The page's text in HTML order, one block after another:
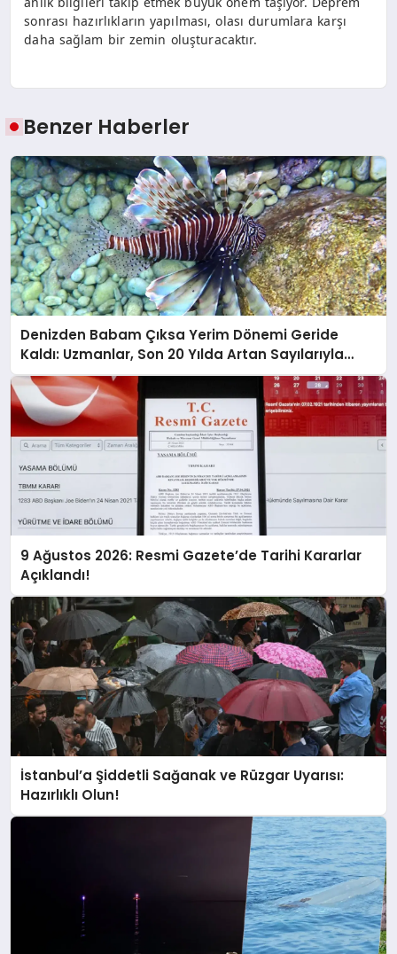
sonrası hazırlıkların yapılması, olası durumlara karşı
daha sağlam bir zemin oluşturacaktır.
Benzer Haberler
Denizden Babam Çıksa Yerim Dönemi Geride
Kaldı: Uzmanlar, Son 20 Yılda Artan Sayılarıyla
Uyarıyor!
9 Ağustos 2026: Resmi Gazete’de Tarihi Kararlar
Açıklandı!
İstanbul’a Şiddetli Sağanak ve Rüzgar Uyarısı:
Hazırlıklı Olun!